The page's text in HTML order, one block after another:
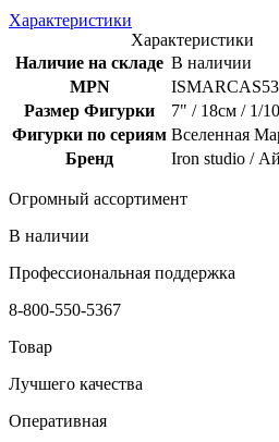
Характеристики
Характеристики
Наличие на складе В наличии
MPN
Размер Фигурки
7" / 18см / 1/10
Фигурки по сериям Вселенная
Бренд
Iron studio /
Огромный ассортимент
В наличии
Профессиональная поддержка
8-800-550-5367
Товар
Лучшего качества
Оперативная